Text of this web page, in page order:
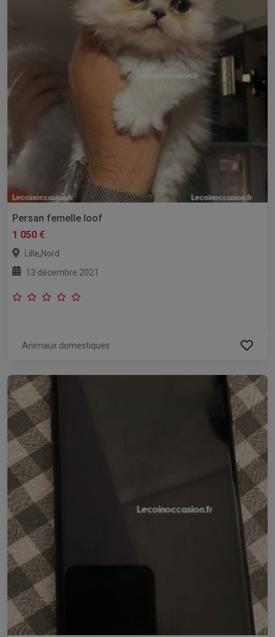
Persan femelle loof
1 050 €
Lille,Nord
13 décembre 2021
Animaux domestiques